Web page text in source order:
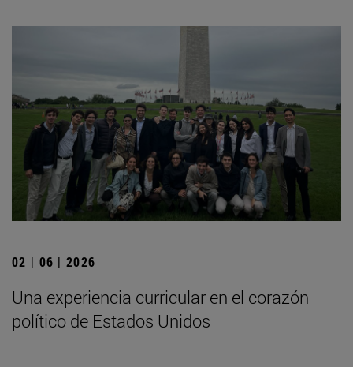
02 | 06 | 2026
Una experiencia curricular en el corazón
político de Estados Unidos